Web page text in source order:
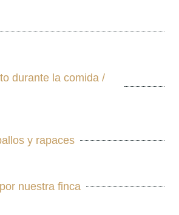
durante la comida /
y rapaces
nuestra finca